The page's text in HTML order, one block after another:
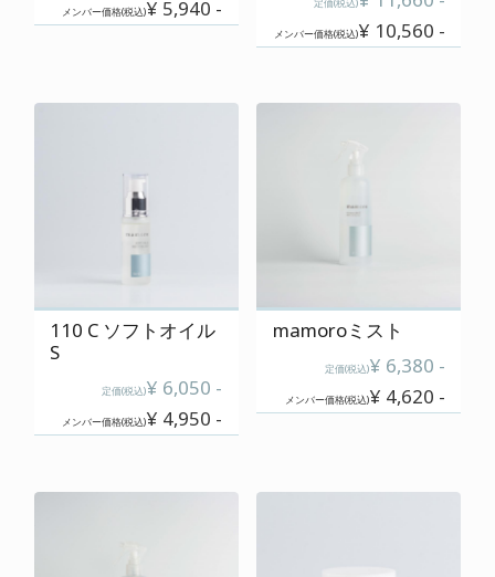
店舗情報
メンバー登録案内
特定商取引に関する表記
プライバシーポリシー
メンバー価格(税込)¥ 5,940 -
メンバー価格(税込)¥ 10,560 -
110 C ソフトオイル
S
定価(税込)¥ 6,050 -
メンバー価格(税込)¥ 4,950 -
mamoroミスト
定価(税込)¥ 6,380 -
メンバー価格(税込)¥ 4,620 -